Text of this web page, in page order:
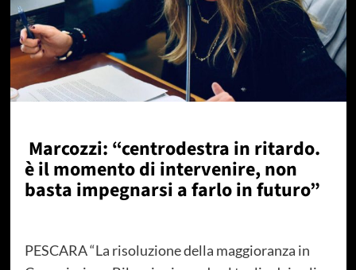
Marcozzi: “centrodestra in ritardo.
è il momento di intervenire, non
basta impegnarsi a farlo in futuro”
PESCARA “La risoluzione della maggioranza in